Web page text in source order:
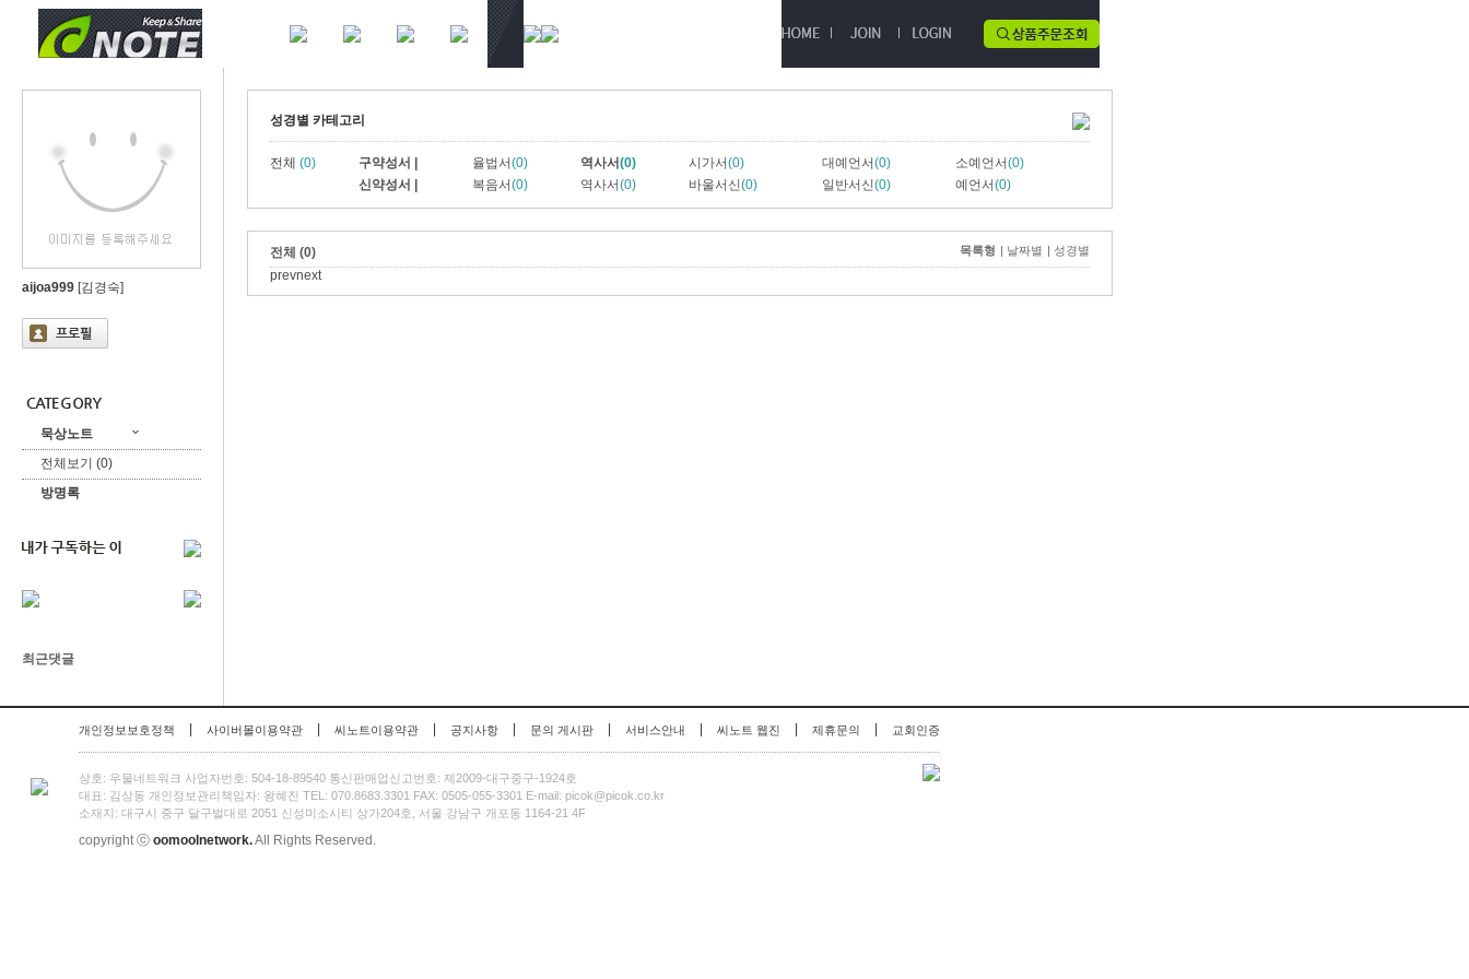
aijoa999 [김경숙]
묵상노트
전체보기 (0)
방명록
최근댓글
성경별 카테고리
전체 (0) 구약성서 | 율법서(0) 역사서(0) 시가서(0) 대예언서(0) 소예언서(0)
신약성서 |
복음서(0) 역사서(0) 바울서신(0) 일반서신(0) 예언서(0)
전체 (0) 목록형 | 날짜별 | 성경별
prevnext
개인정보보호정책 사이버몰이용약관 씨노트이용약관 공지사항 문의 게시판 서비스안내 씨노트 웹진 제휴문의 교회인증
상호: 우물네트워크 사업자번호: 504-18-89540 통신판매업신고번호: 제2009-대구중구-1924호
대표: 김상동 개인정보관리책임자: 왕혜진 TEL: 070.8683.3301 FAX: 0505-055-3301 E-mail: picok@picok.co.kr
소재지: 대구시 중구 달구벌대로 2051 신성미소시티 상가204호, 서울 강남구 개포동 1164-21 4F
copyright ⓒ oomoolnetwork.All Rights Reserved.